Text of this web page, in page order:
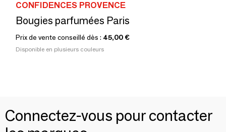
CONFIDENCES PROVENCE
Bougies parfumées Paris
Prix de vente conseillé dès : 45,00 €
Disponible en plusieurs couleurs
Connectez-vous pour contacter